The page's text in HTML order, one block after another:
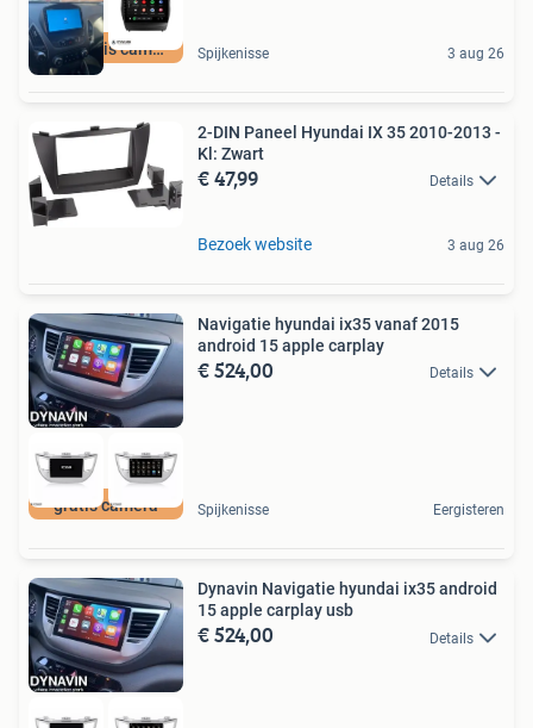
met gratis camera Spijkenisse 3 aug 26
2-DIN Paneel Hyundai IX 35 2010-2013 -
Kl: Zwart
€ 47,99 Details
Bezoek website 3 aug 26
gratis camera
Navigatie hyundai ix35 vanaf 2015
android 15 apple carplay
€ 524,00 Details
Spijkenisse Eergisteren
Dynavin Navigatie hyundai ix35 android
15 apple carplay usb
€ 524,00 Details